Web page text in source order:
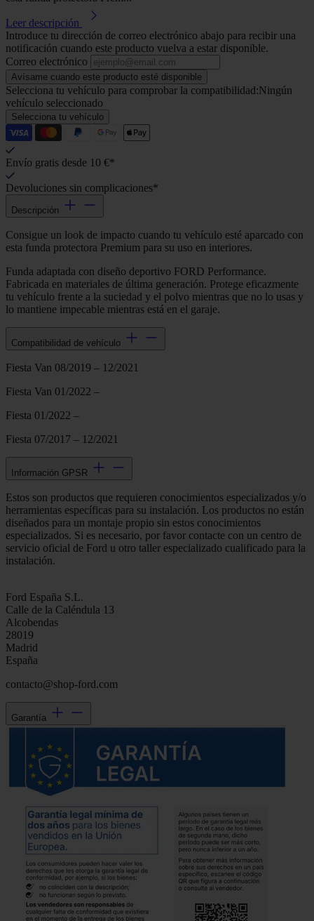
Leer descripción
Introduce tu dirección de correo electrónico abajo para recibir una
notificación cuando este producto vuelva a estar disponible.
Correo electrónico
Avísame cuando este producto esté disponible
Selecciona tu vehículo para comprobar la compatibilidad:Ningún
vehículo seleccionado
Selecciona tu vehículo
Envío gratis desde 10 €*
Devoluciones sin complicaciones*
Descripción
Consigue un look de impacto cuando tu vehículo esté aparcado con
esta funda protectora Premium para su uso en interiores.
Funda adaptada con diseño deportivo FORD Performance.
Fabricada en materiales de última generación. Protege eficazmente
tu vehículo frente a la suciedad y el polvo mientras que no lo usas y
lo mantiene impecable mientras está en el garaje.
Compatibilidad de vehículo
Fiesta Van 08/2019 – 12/2021
Fiesta Van 01/2022 –
Fiesta 01/2022 –
Fiesta 07/2017 – 12/2021
Información GPSR
Estos son productos que requieren conocimientos especializados y/o
herramientas específicas para su instalación. Los productos no están
diseñados para un montaje propio sin estos conocimientos
especializados. Si es necesario, por favor contacte con un centro de
servicio oficial de Ford u otro taller especializado cualificado para la
instalación.
Ford España S.L.
Calle de la Caléndula 13
Alcobendas
28019
Madrid
España
contacto@shop-ford.com
Garantía